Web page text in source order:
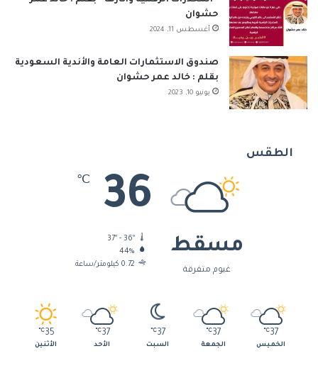
S
حشوان
أغسطس 11, 2024
صندوق الاستثمارات العامة والأندية السعودية
بقلم : خالد عمر حشوان
يونيو 10, 2023
الطقس
مسقط
غيوم متفرقة
36
℃
37º - 36º
44%
0.72 كيلومتر/ساعة
37
℃
الخميس
37
℃
الجمعة
37
℃
السبت
37
℃
الأحد
35
℃
الأثنين